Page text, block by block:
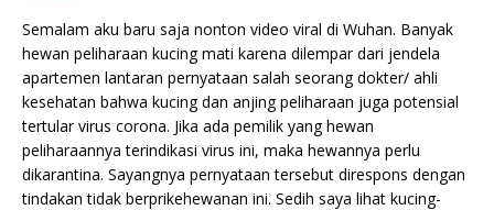
Semalam aku baru saja nonton video viral di Wuhan. Banyak
hewan peliharaan kucing mati karena dilempar dari jendela
apartemen lantaran pernyataan salah seorang dokter/ ahli
kesehatan bahwa kucing dan anjing peliharaan juga potensial
tertular virus corona. Jika ada pemilik yang hewan
peliharaannya terindikasi virus ini, maka hewannya perlu
dikarantina. Sayangnya pernyataan tersebut direspons dengan
tindakan tidak berprikehewanan ini. Sedih saya lihat kucing-